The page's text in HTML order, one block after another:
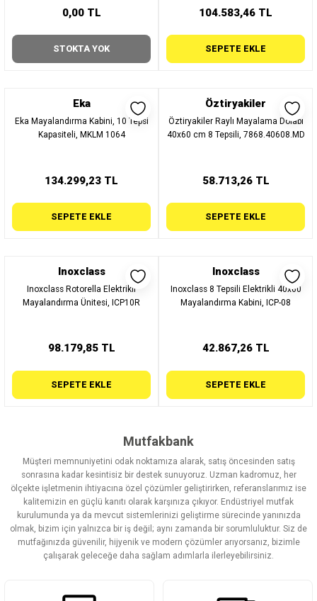
0,00 TL
STOKTA YOK
104.583,46 TL
SEPETE EKLE
Eka
Eka Mayalandırma Kabini, 10 Tepsi
Kapasiteli, MKLM 1064
134.299,23 TL
SEPETE EKLE
Öztiryakiler
Öztiryakiler Raylı Mayalama Dolabı
40x60 cm 8 Tepsili, 7868.40608.MD
58.713,26 TL
SEPETE EKLE
Inoxclass
Inoxclass Rotorella Elektrikli
Mayalandırma Ünitesi, ICP10R
98.179,85 TL
SEPETE EKLE
Inoxclass
Inoxclass 8 Tepsili Elektrikli 40x60
Mayalandırma Kabini, ICP-08
42.867,26 TL
SEPETE EKLE
Mutfakbank
Müşteri memnuniyetini odak noktamıza alarak, satış öncesinden satış
sonrasına kadar kesintisiz bir destek sunuyoruz. Uzman kadromuz, her
ölçekte işletmenin ihtiyacına özel çözümler geliştirirken, referanslarımız ise
kalitemizin en güçlü kanıtı olarak karşınıza çıkıyor. Endüstriyel mutfak
kurulumunda ya da mevcut sistemlerinizi geliştirme sürecinde yanınızda
olmak, bizim için yalnızca bir iş değil; aynı zamanda bir sorumluluktur. Siz de
mutfağınızda güvenilir, hijyenik ve modern çözümler arıyorsanız, bizimle
çalışarak geleceğe daha sağlam adımlarla ilerleyebilirsiniz.